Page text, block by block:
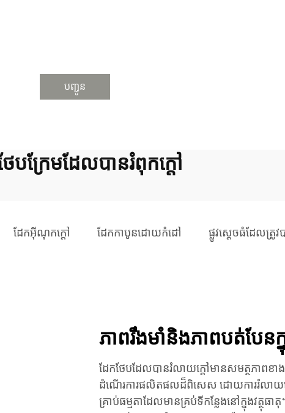
បញ្ជូន
ែបក្រែមដែលបានរំពុកក្ដៅ
ដែកអ៊ីណុកក្តៅ ដែកកាបូនដោយកំដៅ ផ្លូវស្តេចធំដែលត្រូវ
ភាពរឹងមាំនិង​ភាព​បត់​បែន​ក្
ដែកថែបដែលបានរំលាយក្តៅមានសមត្ថភាពខាង
ដំណើរការផលិតផលដ៏ពិសេស ដោយការរំលាយន
គ្រាប់ធម្មតាដែលមានគ្រប់ទីកន្លែងនៅក្នុងវត្